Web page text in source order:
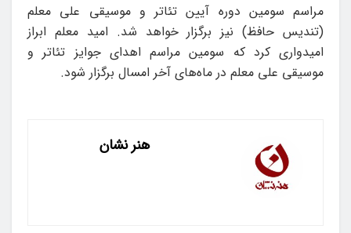
مراسم سومین دوره آیین تئاتر و موسیقی علی معلم
(تندیس حافظ) نیز برگزار خواهد شد. امید معلم ابراز
امیدواری کرد که سومین مراسم اهدای جوایز تئاتر و
موسیقی علی معلم در ماه‌های آخر امسال برگزار شود.
هنر نشان